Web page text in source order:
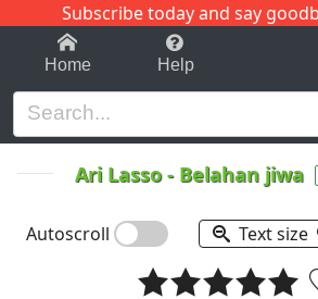
Subscribe today and say
1-9 C
Home Help
Ari Lasso- Belahan jiwa
Autoscroll Text size